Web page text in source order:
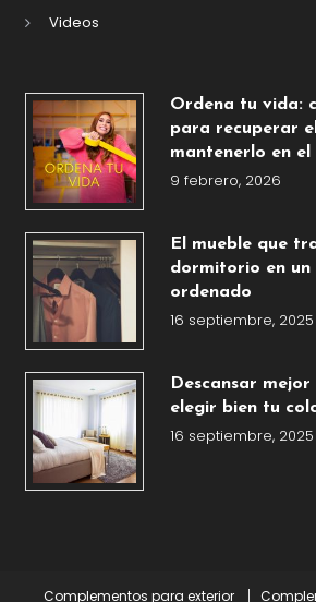
Videos
Ordena tu vida:
para recuperar
mantenerlo en el
9 febrero, 2026
El mueble que
dormitorio en un
ordenado
16 septiembre, 2025
Descansar
elegir bien tu
16 septiembre, 2025
Complementos para exterior